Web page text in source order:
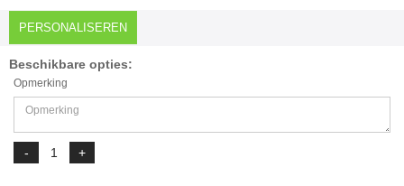
PERSONALISEREN
Beschikbare opties:
Opmerking